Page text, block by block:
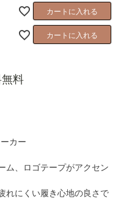
カートに入れる
カートに入れる
料
カー
ム、ロゴテープがアクセン
れにくい履き心地の良さで